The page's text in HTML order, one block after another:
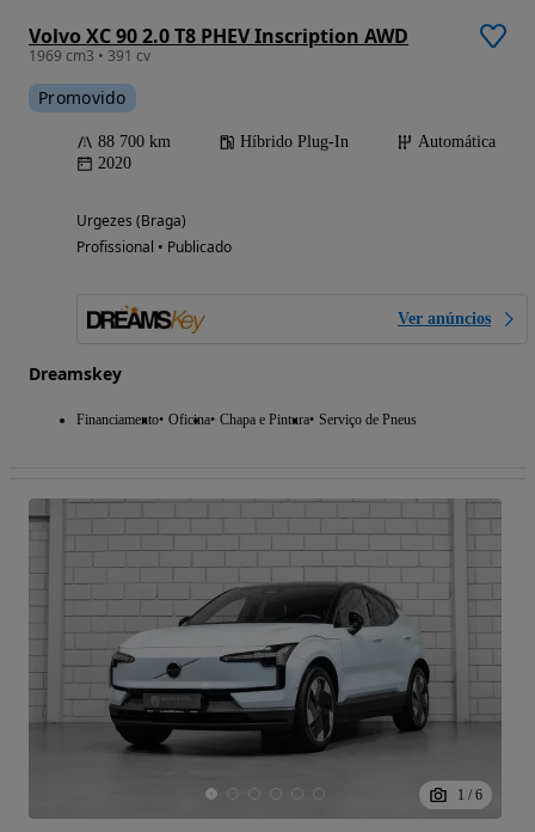
Volvo XC 90 2.0 T8 PHEV Inscription AWD
1969 cm3 • 391 cv
Promovido
88 700 km Híbrido Plug-In
Automática
2020
Urgezes (Braga)
Profissional • Publicado
Ver anúncios
Dreamskey
Financiamento Oficina Chapa e Pintura Serviço de Pneus
1 / 6